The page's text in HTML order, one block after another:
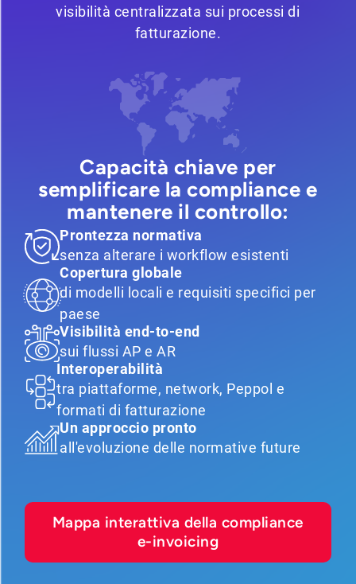
visibilità centralizzata sui processi di
fatturazione.
Capacità chiave per
semplificare la compliance e
mantenere il controllo:
Prontezza normativa
senza alterare i workflow esistenti
Copertura globale
di modelli locali e requisiti specifici per
paese
Visibilità end-to-end
sui flussi AP e AR
Interoperabilità
tra piattaforme, network, Peppol e
formati di fatturazione
Un approccio pronto
all'evoluzione delle normative future
Mappa interattiva della compliance
e-invoicing